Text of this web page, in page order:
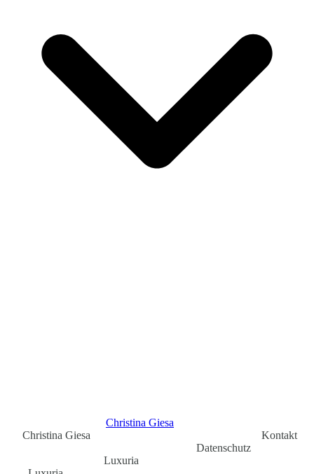
Christina Giesa
Christina Giesa Kontakt
Datenschutz
Luxuria